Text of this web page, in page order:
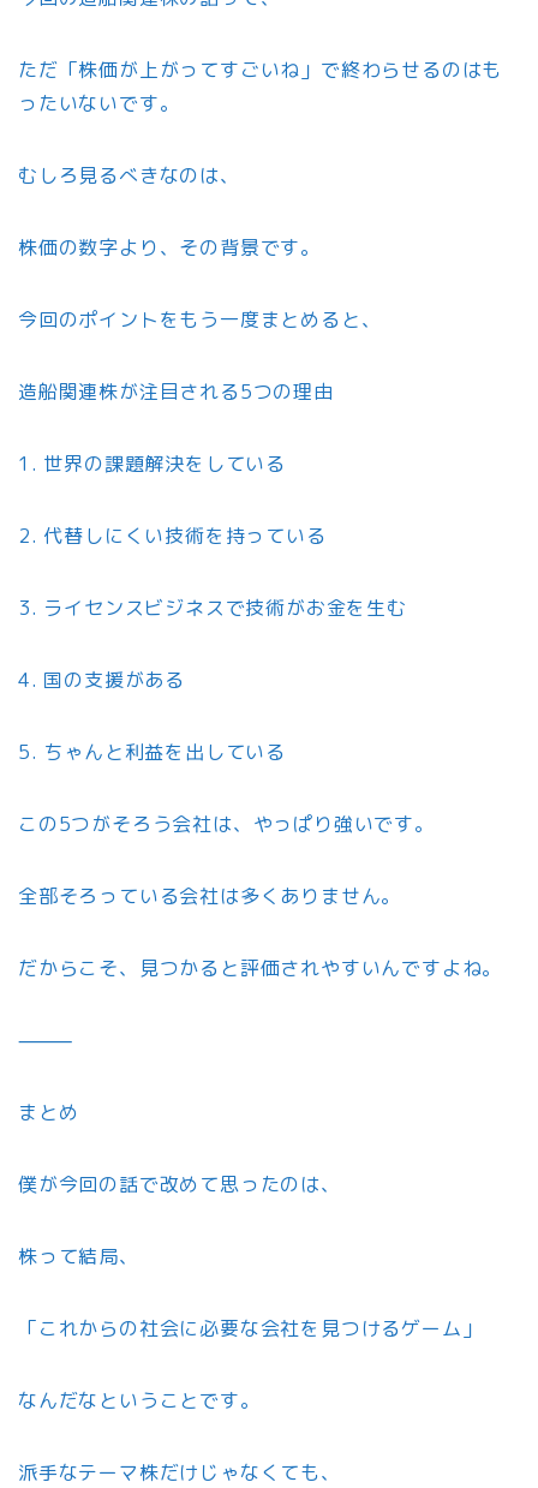
ただ「株価が上がってすごいね」で終わらせるのはも
ったいないです。
むしろ見るべきなのは、
株価の数字より、その背景です。
今回のポイントをもう一度まとめると、
造船関連株が注目される5つの理由
1. 世界の課題解決をしている
2. 代替しにくい技術を持っている
3. ライセンスビジネスで技術がお金を生む
4. 国の支援がある
5. ちゃんと利益を出している
この5つがそろう会社は、やっぱり強いです。
全部そろっている会社は多くありません。
だからこそ、見つかると評価されやすいんですよね。
⸻
まとめ
僕が今回の話で改めて思ったのは、
株って結局、
「これからの社会に必要な会社を見つけるゲーム」
なんだなということです。
派手なテーマ株だけじゃなくても、